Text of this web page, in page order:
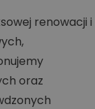
renowacji i
oraz